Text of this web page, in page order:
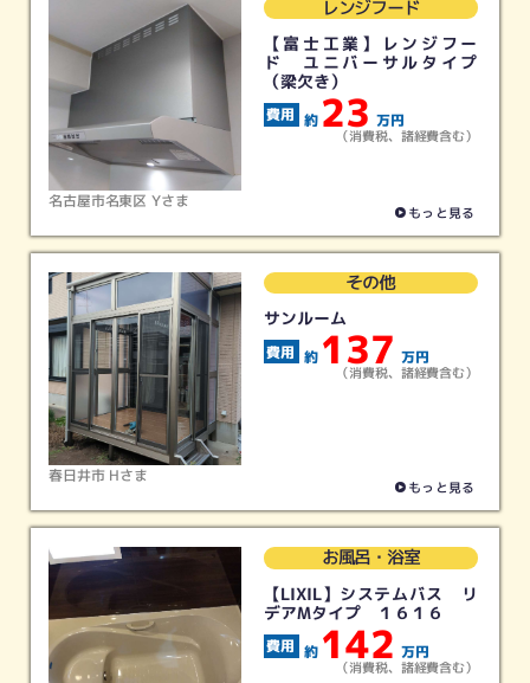
名古屋市名東区 Yさま
レンジフード
【富士工業】レンジフー
ド ユニバーサルタイプ
（梁欠き）
約 23 万円
（消費税、諸経費含む）
もっと見る
春日井市 Hさま
その他
サンルーム
約 137 万円
（消費税、諸経費含む）
もっと見る
お風呂・浴室
【LIXIL】システムバス リ
デアMタイプ １６１６
約 142 万円
（消費税、諸経費含む）